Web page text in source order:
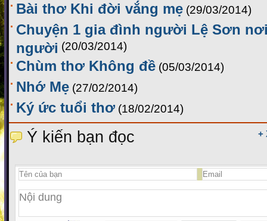
Bài thơ Khi đời vắng mẹ (29/03/2014)
Chuyện 1 gia đình người Lệ Sơn
người (20/03/2014)
Chùm thơ Không đề (05/03/2014)
Nhớ Mẹ (27/02/2014)
Ký ức tuổi thơ (18/02/2014)
+
Ý kiến bạn đọc